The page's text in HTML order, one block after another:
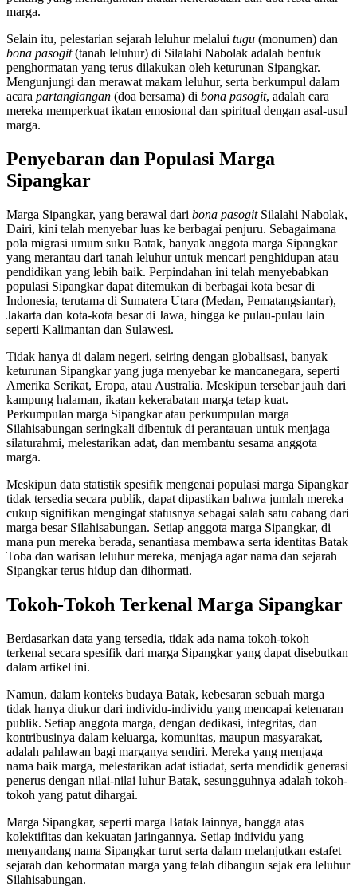
marga.
Selain itu, pelestarian sejarah leluhur melalui tugu (monumen) dan
bona pasogit(tanah leluhur) di Silalahi Nabolak adalah bentuk
penghormatan yang terus dilakukan oleh keturunan Sipangkar.
Mengunjungi dan merawat makam leluhur, serta berkumpul dalam
acara partangiangan (doa bersama) di bona pasogit, adalah cara
mereka memperkuat ikatan emosional dan spiritual dengan asal-usul
marga.
Penyebaran dan Populasi Marga
Sipangkar
Marga Sipangkar, yang berawal dari bona pasogitSilalahi Nabolak,
Dairi, kini telah menyebar luas ke berbagai penjuru. Sebagaimana
pola migrasi umum suku Batak, banyak anggota marga Sipangkar
yang merantau dari tanah leluhur untuk mencari penghidupan atau
pendidikan yang lebih baik. Perpindahan ini telah menyebabkan
populasi Sipangkar dapat ditemukan di berbagai kota besar di
Indonesia, terutama di Sumatera Utara (Medan, Pematangsiantar),
Jakarta dan kota-kota besar di Jawa, hingga ke pulau-pulau lain
seperti Kalimantan dan Sulawesi.
Tidak hanya di dalam negeri, seiring dengan globalisasi, banyak
keturunan Sipangkar yang juga menyebar ke mancanegara, seperti
Amerika Serikat, Eropa, atau Australia. Meskipun tersebar jauh dari
kampung halaman, ikatan kekerabatan marga tetap kuat.
Perkumpulan marga Sipangkar atau perkumpulan marga
Silahisabungan seringkali dibentuk di perantauan untuk menjaga
silaturahmi, melestarikan adat, dan membantu sesama anggota
marga.
Meskipun data statistik spesifik mengenai populasi marga Sipangkar
tidak tersedia secara publik, dapat dipastikan bahwa jumlah mereka
cukup signifikan mengingat statusnya sebagai salah satu cabang dari
marga besar Silahisabungan. Setiap anggota marga Sipangkar, di
mana pun mereka berada, senantiasa membawa serta identitas Batak
Toba dan warisan leluhur mereka, menjaga agar nama dan sejarah
Sipangkar terus hidup dan dihormati.
Tokoh-Tokoh Terkenal Marga Sipangkar
Berdasarkan data yang tersedia, tidak ada nama tokoh-tokoh
terkenal secara spesifik dari marga Sipangkar yang dapat disebutkan
dalam artikel ini.
Namun, dalam konteks budaya Batak, kebesaran sebuah marga
tidak hanya diukur dari individu-individu yang mencapai ketenaran
publik. Setiap anggota marga, dengan dedikasi, integritas, dan
kontribusinya dalam keluarga, komunitas, maupun masyarakat,
adalah pahlawan bagi marganya sendiri. Mereka yang menjaga
nama baik marga, melestarikan adat istiadat, serta mendidik generasi
penerus dengan nilai-nilai luhur Batak, sesungguhnya adalah tokoh-
tokoh yang patut dihargai.
Marga Sipangkar, seperti marga Batak lainnya, bangga atas
kolektifitas dan kekuatan jaringannya. Setiap individu yang
menyandang nama Sipangkar turut serta dalam melanjutkan estafet
sejarah dan kehormatan marga yang telah dibangun sejak era leluhur
Silahisabungan.